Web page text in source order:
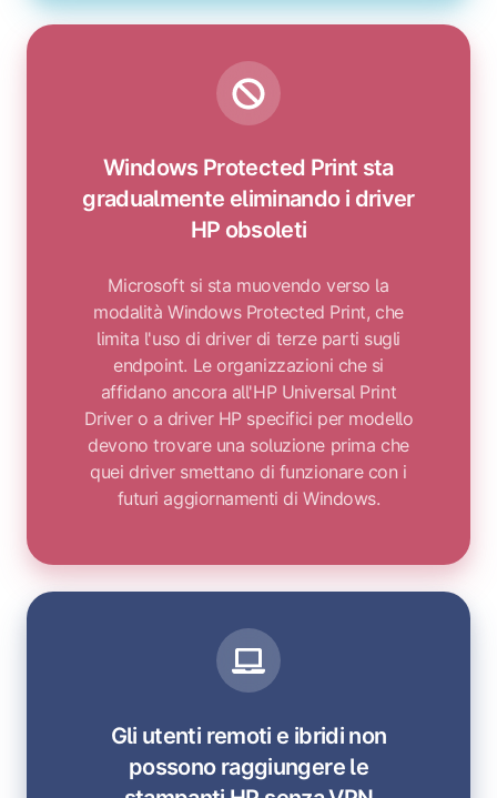
Windows Protected Print sta
gradualmente eliminando i driver
HP obsoleti
Microsoft si sta muovendo verso la
modalità Windows Protected Print, che
limita l'uso di driver di terze parti sugli
endpoint. Le organizzazioni che si
affidano ancora all'HP Universal Print
Driver o a driver HP specifici per modello
devono trovare una soluzione prima che
quei driver smettano di funzionare con i
futuri aggiornamenti di Windows.
Gli utenti remoti e ibridi non
possono raggiungere le